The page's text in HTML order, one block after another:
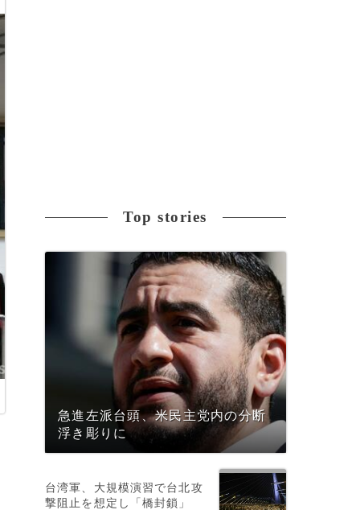
Top stories
急進左派台頭、米民主党内の分断
浮き彫りに
台湾軍、大規模演習で台北攻
撃阻止を想定し「橋封鎖」